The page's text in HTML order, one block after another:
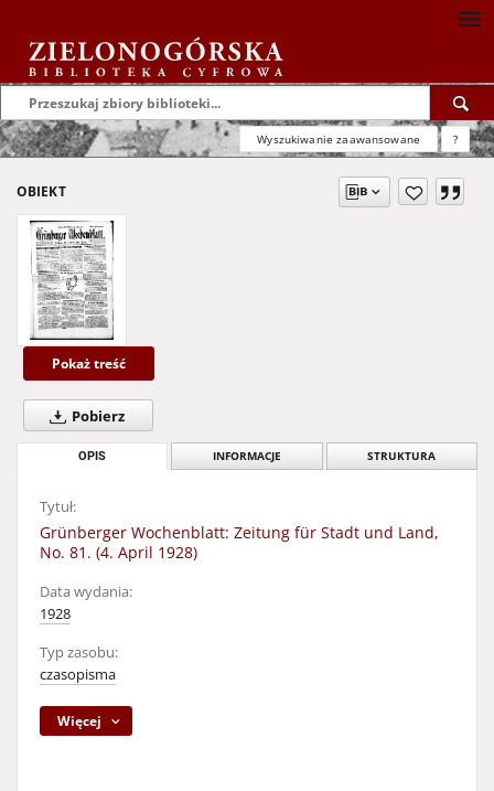
Wyszukiwanie zaawansowane ?
OBIEKT
Pokaż treść
Pobierz
OPIS INFORMACJE STRUKTURA
Tytuł:
Grünberger Wochenblatt: Zeitung für Stadt und Land,
No. 81. (4. April 1928)
Data wydania:
1928
Typ zasobu:
czasopisma
Więcej